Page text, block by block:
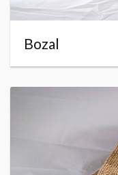
Bozal